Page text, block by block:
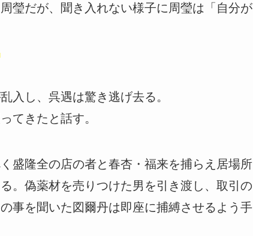
瑩だが、聞き入れない様子に周瑩は「自分が
入し、呉遇は驚き逃げ去る。
てきたと話す。
盛隆全の店の者と春杏・福来を捕らえ居場所
。偽薬材を売りつけた男を引き渡し、取引の
事を聞いた図爾丹は即座に捕縛させるよう手